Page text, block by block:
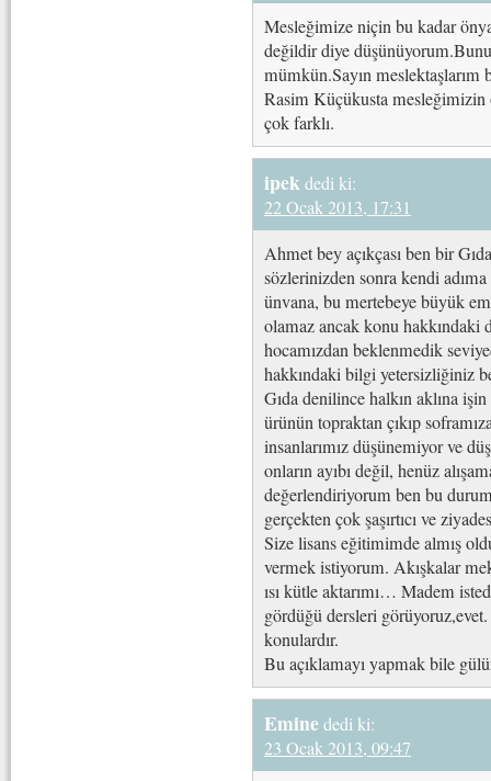
Mesleğimize niçin bu kadar
değildir diye
mümkün.Sayın meslektaşlarım
Rasim Küçükusta
çok farklı.
ipekdedi ki:
22 Ocak 2013, 17:31
Ahmet bey açıkçası ben bir
sözlerinizden sonra kendi
ünvana, bu mertebeye büyük
olamaz ancak konu hakkındaki
hocamızdan beklenmedik
hakkındaki bilgi yetersizliğiniz
Gıda denilince halkın aklına
ürünün topraktan çıkıp
insanlarımız düşünemiyor ve
onların ayıbı değil, henüz
değerlendiriyorum ben bu
gerçekten çok şaşırtıcı ve
Size lisans eğitimimde almış
vermek istiyorum. Akışkalar
ısı kütle aktarımı… Madem
gördüğü dersleri
konulardır.
Bu açıklamayı yapmak bile
Eminededi ki:
23 Ocak 2013, 09:47